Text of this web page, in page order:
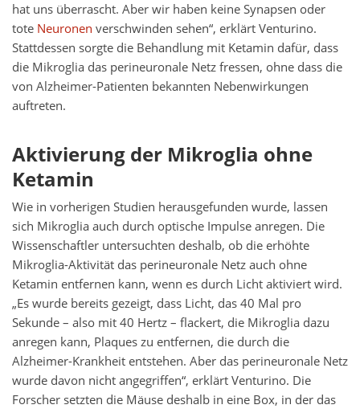
hat uns überrascht. Aber wir haben keine Synapsen oder
tote Neuronen verschwinden sehen“, erklärt Venturino.
Stattdessen sorgte die Behandlung mit Ketamin dafür, dass
die Mikroglia das perineuronale Netz fressen, ohne dass die
von Alzheimer-Patienten bekannten Nebenwirkungen
auftreten.
Aktivierung der Mikroglia ohne
Ketamin
Wie in vorherigen Studien herausgefunden wurde, lassen
sich Mikroglia auch durch optische Impulse anregen. Die
Wissenschaftler untersuchten deshalb, ob die erhöhte
Mikroglia-Aktivität das perineuronale Netz auch ohne
Ketamin entfernen kann, wenn es durch Licht aktiviert wird.
„Es wurde bereits gezeigt, dass Licht, das 40 Mal pro
Sekunde – also mit 40 Hertz – flackert, die Mikroglia dazu
anregen kann, Plaques zu entfernen, die durch die
Alzheimer-Krankheit entstehen. Aber das perineuronale Netz
wurde davon nicht angegriffen“, erklärt Venturino. Die
Forscher setzten die Mäuse deshalb in eine Box, in der das